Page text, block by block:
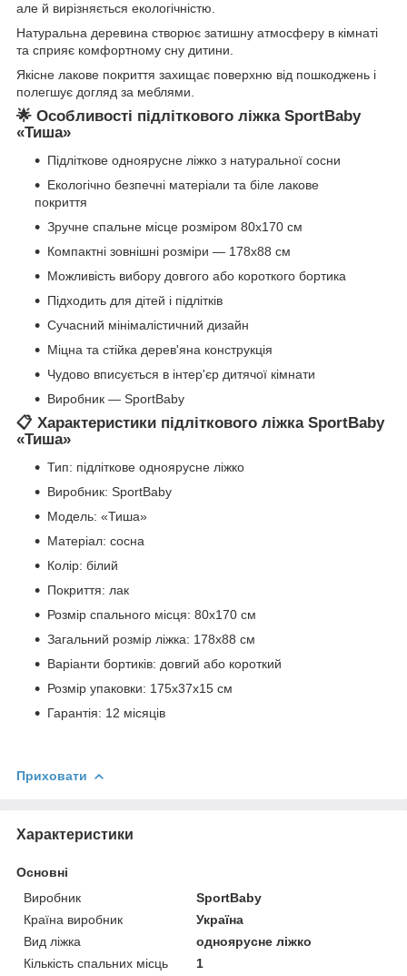
але й вирізняється екологічністю.
Натуральна деревина створює затишну атмосферу в кімнаті
та сприяє комфортному сну дитини.
Якісне лакове покриття захищає поверхню від пошкоджень і
полегшує догляд за меблями.
🌟 Особливості підліткового ліжка SportBaby
«Тиша»
Підліткове одноярусне ліжко з натуральної сосни
Екологічно безпечні матеріали та біле лакове
покриття
Зручне спальне місце розміром 80х170 см
Компактні зовнішні розміри — 178х88 см
Можливість вибору довгого або короткого бортика
Підходить для дітей і підлітків
Сучасний мінімалістичний дизайн
Міцна та стійка дерев'яна конструкція
Чудово вписується в інтер'єр дитячої кімнати
Виробник — SportBaby
📋 Характеристики підліткового ліжка SportBaby
«Тиша»
Тип: підліткове одноярусне ліжко
Виробник: SportBaby
Модель: «Тиша»
Матеріал: сосна
Колір: білий
Покриття: лак
Розмір спального місця: 80х170 см
Загальний розмір ліжка: 178х88 см
Варіанти бортиків: довгий або короткий
Розмір упаковки: 175х37х15 см
Гарантія: 12 місяців
Приховати
Характеристики
Основні
Виробник
SportBaby
Країна виробник
Україна
Вид ліжка
одноярусне ліжко
Кількість спальних місць
1